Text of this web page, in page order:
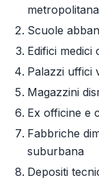
metropolitana
Scuole
Edifici medici
Palazzi uffici
Magazzini
Ex officine e
Fabbriche
suburbana
Depositi